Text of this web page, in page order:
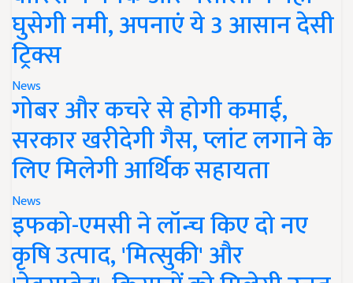
घुसेगी नमी, अपनाएं ये 3 आसान देसी
ट्रिक्स
News
गोबर और कचरे से होगी कमाई,
सरकार खरीदेगी गैस, प्लांट लगाने के
लिए मिलेगी आर्थिक सहायता
News
इफको-एमसी ने लॉन्च किए दो नए
कृषि उत्पाद, 'मित्सुकी' और